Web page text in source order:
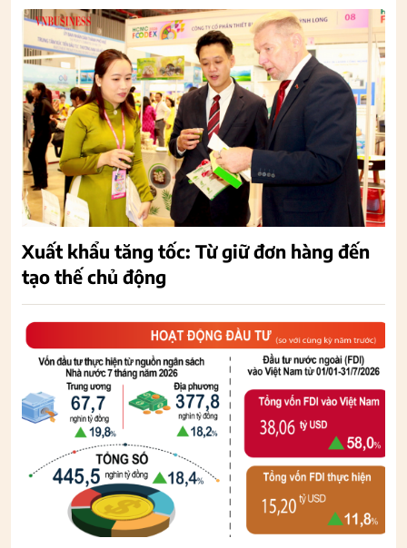
Xuất khẩu tăng tốc: Từ giữ đơn hàng đến
tạo thế chủ động